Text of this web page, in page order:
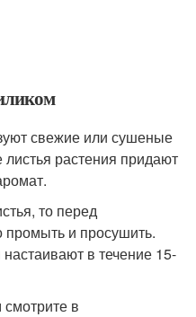
свежие или сушеные
растения придают
то перед
и просушить.
в течение 15-
в